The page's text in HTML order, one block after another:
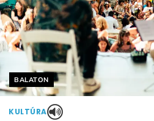
Helyszín címkék:
BALATON
KULTÚRA